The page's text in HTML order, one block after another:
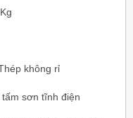
không rỉ
sơn tĩnh điện